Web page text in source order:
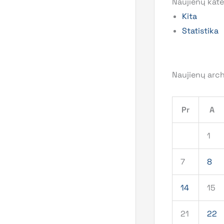
Kita
Statistika
Naujienų
Pr A
1
7 8
14 15
21 22